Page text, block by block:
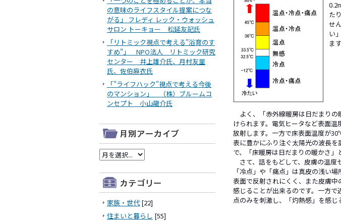
た
せ
い
ます
よく、「赤外線暖房は日だまりの
けられます。電気ヒータなど表面
放射します。一方で床表面温度が
表に豊かにふり注ぐ太陽光の波長
で、「床暖房は日だまりの暖かさ」
さて、話をもどして、皮膚の温度
「冷点」や「痛点」は真皮の浅い
表面で反射されにくく、また皮膚
感じることが出来るのです。一方
点のみを刺激し、「灼熱感」を感じ
の意味のライフスタイル提案につな
がる」 フレディ レック・ウォッシュ
サロン トーキョー 松延友記氏
「リトミック視点で考える"浴育のす
すめ"」 NPO法人 リトミック研究
センター 井上雄介氏、月村友里
氏、佐伯麻衣氏
「"ライフハック"視点で考える今後
のマンション」 （株）ブルームコ
ンセプト 小山龍介氏
家族・世代[22]
住まいと暮らし [55]